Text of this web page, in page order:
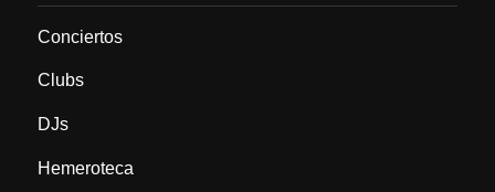
Conciertos
Clubs
DJs
Hemeroteca